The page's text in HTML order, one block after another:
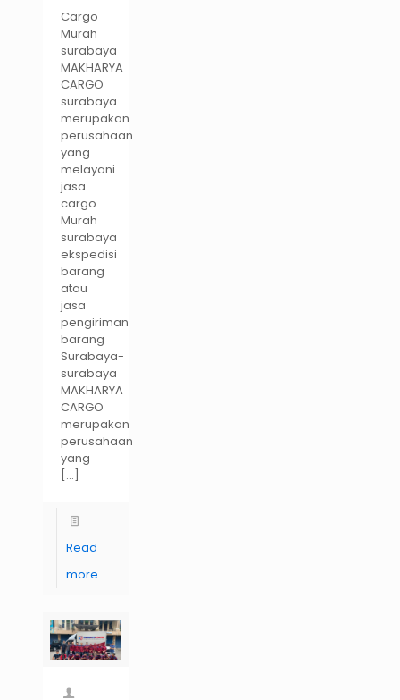
Cargo
Murah
surabaya
MAKHARYA
CARGO
surabaya
merupakan
perusahaan
yang
melayani
jasa
cargo
Murah
surabaya
ekspedisi
barang
atau
jasa
pengiriman
barang
Surabaya-
surabaya
MAKHARYA
CARGO
merupakan
perusahaan
yang
[…]
Read
more